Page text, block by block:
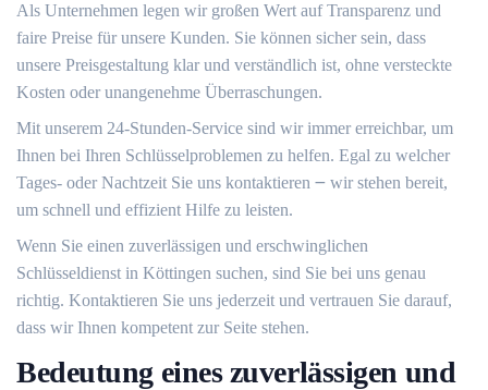
Als Unternehmen legen wir großen Wert auf Transparenz und
faire Preise für unsere Kunden. Sie können sicher sein, dass
unsere Preisgestaltung klar und verständlich ist, ohne versteckte
Kosten oder unangenehme Überraschungen.
Mit unserem 24-Stunden-Service sind wir immer erreichbar, um
Ihnen bei Ihren Schlüsselproblemen zu helfen.​ Egal zu welcher
Tages- oder Nachtzeit Sie uns kontaktieren ౼ wir stehen bereit,
um schnell und effizient Hilfe zu leisten.
Wenn Sie einen zuverlässigen und erschwinglichen
Schlüsseldienst in Köttingen suchen, sind Sie bei uns genau
richtig.​ Kontaktieren Sie uns jederzeit und vertrauen Sie darauf,
dass wir Ihnen kompetent zur Seite stehen.​
Bedeutung eines zuverlässigen und